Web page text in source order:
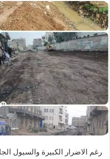
رغم الاضرار الكبيرة والسيول